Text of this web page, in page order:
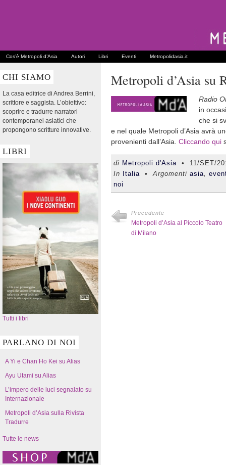
Cos’è Metropoli d’Asia Autori Libri Eventi Metropolidasia.it
CHI SIAMO
La casa editrice di Andrea Berrini,
scrittore e saggista. L’obiettivo:
scoprire e tradurre narratori
contemporanei asiatici che
propongono scritture innovative.
LIBRI
Tutti i libri
PARLANO DI NOI
A Yi e Chan Ho Kei su Alias
Ayu Utami su Alias
L’impero delle luci segnalato su
Internazionale
Metropoli d’Asia sulla Rivista
Tradurre
Tutte le news
Metropoli d’Asia su
Radio
in
che si
e nel quale Metropoli d’Asia avrà
provenienti dall’Asia. Cliccando qui
di Metropoli d'Asia • 11/SET/
In
Italia • Argomenti asia,
noi
Precedente
Metropoli d’Asia al Piccolo Teatro
di Milano